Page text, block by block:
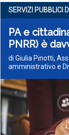
SERVIZI PUBBLICI
PA e
PNRR) è
di Giulia Pinotti,
amministrativo e